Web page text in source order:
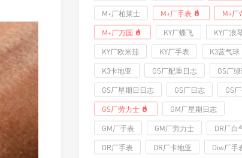
M+厂柏莱士 M+厂手表 M+厂
M+厂万国 KY厂蝶飞 KY厂浪
KY厂欧米茄 KY厂手表 K3蓝气球
K3卡地亚 GS厂配重日志 GS厂
GS厂星期日日志 GS厂日志 GS
GS厂劳力士 GM厂星期日志
GM厂手表 GM厂劳力士 DR厂白
DR厂手表 DR厂卡地亚 Diw厂手